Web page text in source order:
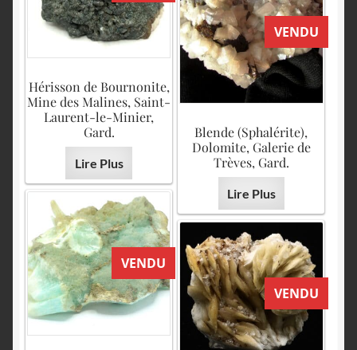
Hérisson de Bournonite,
Mine des Malines, Saint-
Laurent-le-Minier,
Gard.
Lire Plus
VENDU
Blende (Sphalérite),
Dolomite, Galerie de
Trèves, Gard.
Lire Plus
VENDU
VENDU